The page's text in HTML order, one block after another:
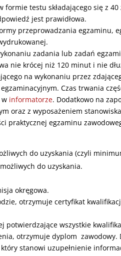
testu składającego się z
jest prawidłowa.
przeprowadzania egzaminu,
zadania lub zadań
nie krócej niż 120 minut i nie
na wykonaniu przez
Czas trwania
w informatorze.‎ Dodatkowo na
‎oraz z wyposażeniem
praktycznej egzaminu
do uzyskania (czyli
do uzyskania.
okręgowa.
otrzymuje ‎‎certyfikat
‎potwierdzające wszystkie
otrzymuje dyplom ‎ zawodowy.
stanowi uzupełnienie